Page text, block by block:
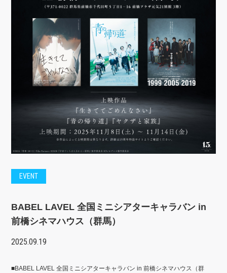
EVENT
BABEL LAVEL 全国ミニシアターキャラバン in
前橋シネマハウス（群馬）
2025.09.19
■BABEL LAVEL 全国ミニシアターキャラバン in 前橋シネマハウス（群